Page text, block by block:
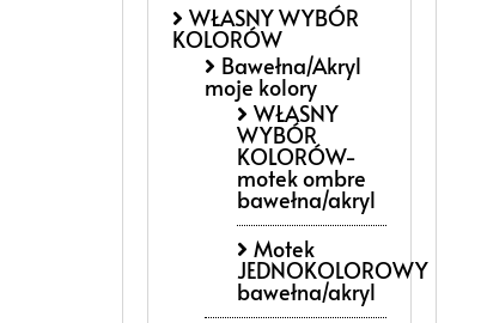
WŁASNY WYBÓR
KOLORÓW
Bawełna/Akryl
moje kolory
WŁASNY
WYBÓR
KOLORÓW-
motek ombre
bawełna/akryl
Motek
JEDNOKOLOROWY
bawełna/akryl